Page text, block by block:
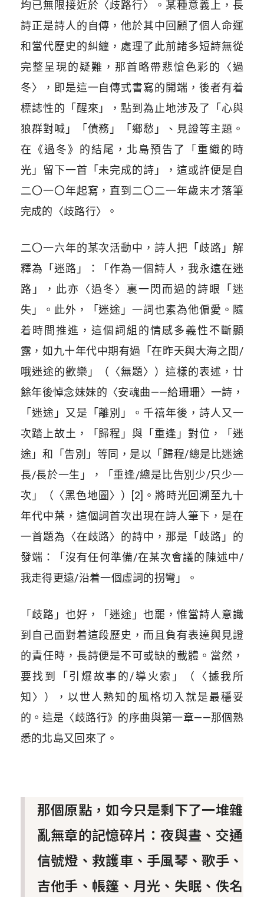
均已無限接近於〈歧路行〉。某種意義上，長
詩正是詩人的自傳，他於其中回顧了個人命運
和當代歷史的糾纏，處理了此前諸多短詩無從
完整呈現的疑難，那首略帶悲愴色彩的〈過
冬〉，即是這一自傳式書寫的開端，後者有着
標誌性的「醒來」，點到為止地涉及了「心與
狼群對喊」「債務」「鄉愁」、見證等主題。
在《過冬》的結尾，北島預告了「重織的時
光」留下一首「未完成的詩」，這或許便是自
二〇一〇年起寫，直到二〇二一年歲末才落筆
完成的〈歧路行〉。
二〇一六年的某次活動中，詩人把「歧路」解
釋為「迷路」：「作為一個詩人，我永遠在迷
路」，此亦〈過冬〉裏一閃而過的詩眼「迷
失」。此外，「迷途」一詞也素為他偏愛。隨
着時間推進，這個詞組的情感多義性不斷顯
露，如九十年代中期有過「在昨天與大海之間/
哦迷途的歡樂」（〈無題〉）這樣的表述，廿
餘年後悼念妹妹的〈安魂曲——給珊珊〉一詩，
「迷途」又是「離別」。千禧年後，詩人又一
次踏上故土，「歸程」與「重逢」對位，「迷
途」和「告別」等同，是以「歸程/總是比迷途
長/長於一生」，「重逢/總是比告別少/只少一
次」（〈黑色地圖〉）[2]。將時光回溯至九十
年代中葉，這個詞首次出現在詩人筆下，是在
一首題為〈在歧路〉的詩中，那是「歧路」的
發端：「沒有任何準備/在某次會議的陳述中/
我走得更遠/沿着一個虛詞的拐彎」。
「歧路」也好，「迷途」也罷，惟當詩人意識
到自己面對着這段歷史，而且負有表達與見證
的責任時，長詩便是不可或缺的載體。 當然，
要找到「引爆故事的/導火索」（〈據我所
知〉），以世人熟知的風格切入就是最穩妥
的。這是〈歧路行》的序曲與第一章——那個熟
悉的北島又回來了。
那個原點，如今只是剩下了一堆雜
亂無章的記憶碎片：夜與晝、交通
信號燈、救護車、手風琴、歌手、
吉他手、帳篷、月光、失眠、佚名